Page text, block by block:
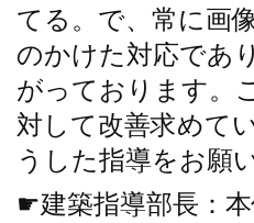
てる。で、常に画
のかけた対応であ
がっております。
対して改善求めて
うした指導をお願
☛建築指導部長：